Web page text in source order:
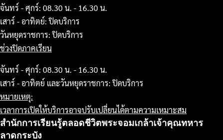
จันทร์ - ศุกร์: 08.30 น. - 16.30 น.
เสาร์ - อาทิตย์: ปิดบริการ
วันหยุดราชการ: ปิดบริการ
ช่วงปิดภาคเรียน
จันทร์ - ศุกร์: 08.30 น. - 16.30 น.
เสาร์ - อาทิตย์ และวันหยุดราชการ: ปิดบริการ
หมายเหตุ:
เวลาการเปิดให้บริการอาจปรับเปลี่ยนได้ตามความเหมาะสม
สำนักการเรียนรู้ตลอดชีวิตพระจอมเกล้าเจ้าคุณทหาร
ลาดกระบัง